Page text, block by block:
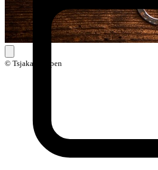
© Tsjaka Kampen